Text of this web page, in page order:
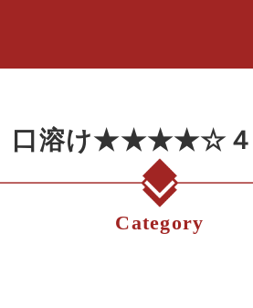
口溶け★★★★☆４
Category